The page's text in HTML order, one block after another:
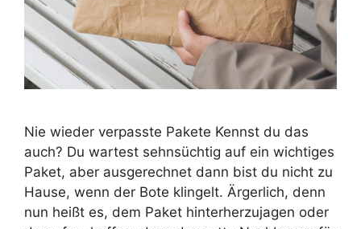
Nie wieder verpasste Pakete Kennst du das
auch? Du wartest sehnsüchtig auf ein wichtiges
Paket, aber ausgerechnet dann bist du nicht zu
Hause, wenn der Bote klingelt. Ärgerlich, denn
nun heißt es, dem Paket hinterherzujagen oder